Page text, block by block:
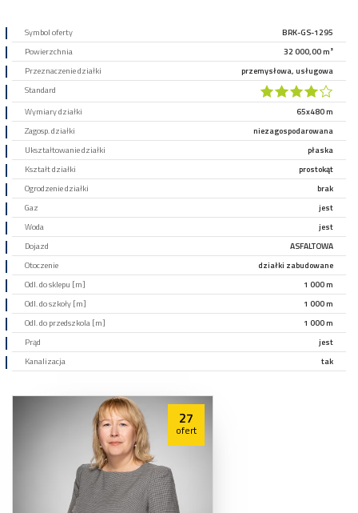
Symbol oferty
BRK-GS-1295
Powierzchnia
32 000,00 m²
Przeznaczenie działki
przemysłowa, usługowa
Standard
Wymiary działki
65x480 m
Zagosp. działki
niezagospodarowana
Ukształtowanie działki
płaska
Kształt działki
prostokąt
Ogrodzenie działki
brak
Gaz
jest
Woda
jest
Dojazd
ASFALTOWA
Otoczenie
działki zabudowane
Odl. do sklepu [m]
1 000 m
Odl. do szkoły [m]
1 000 m
Odl. do przedszkola [m]
1 000 m
Prąd
jest
Kanalizacja
tak
27
ofert